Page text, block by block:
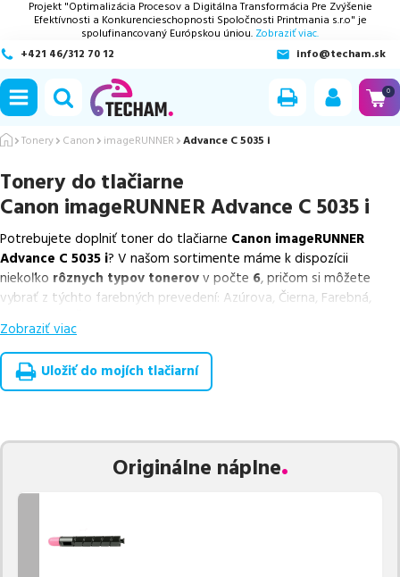
Projekt "Optimalizácia Procesov a Digitálna Transformácia Pre Zvýšenie
Efektívnosti a Konkurencieschopnosti Spoločnosti Printmania s.r.o" je
spolufinancovaný Európskou úniou. Zobraziť viac.
+421 46/312 70 12
info@techam.sk
0
Tonery Canon imageRUNNER Advance C 5035 i
Tonery do tlačiarne
Canon imageRUNNER Advance C 5035 i
Potrebujete doplniť toner do tlačiarne Canon imageRUNNER
Advance C 5035 i? V našom sortimente máme k dispozícii
niekoľko rôznych typov tonerovv počte 6, pričom si môžete
vybrať z týchto farebných prevedení: Azúrova, Čierna, Farebná,
Z uvedeného množstva dostupných náplní
náplnev počte 6ks.
už od62,31€.
Vieme, že pri nákupe zohráva dôležitú úlohu aj dostupnosť. Preto
sa snažíme
ponuke 6 ks tonerov,
Zobraziť viac
Uložiť do mojích tlačiarní
Originálne náplne